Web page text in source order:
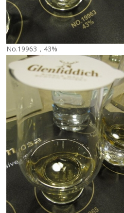
No.19963，43%